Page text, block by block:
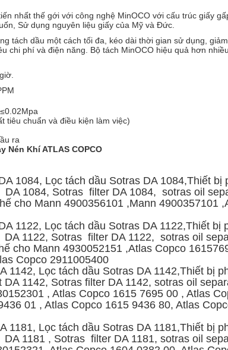
nhất thế gới với công nghệ MinOCO với cấu trúc giấy
Sử dụng nguyên liệu giấy của Mỹ và Đức.
tách dầu một cách tối đa, kéo dài thời gian sử dụng,
chi phí và điện năng. Bộ tách MinOCO hiệu quả hơn
tiêu chuẩn và điều kiện làm việc)
ra
Nén Khí ATLAS COPCO
1084, Lọc tách dầu Sotras DA 1084,Thiết bị
DA 1084, Sotras filter DA 1084, sotras oil
cho Mann 4900356101 ,Mann 4900357101
1122, Lọc tách dầu Sotras DA 1122,Thiết bị
DA 1122, Sotras filter DA 1122, sotras oil
cho Mann 4930052151 ,Atlas Copco
Copco 2911005400
1142, Lọc tách dầu Sotras DA 1142,Thiết bị
1142, Sotras filter DA 1142, sotras oil
, Atlas Copco 1615 7695 00 , Atlas
01 , Atlas Copco 1615 9436 80, Atlas
1181, Lọc tách dầu Sotras DA 1181,Thiết bị
1181 , Sotras filter DA 1181, sotras oil